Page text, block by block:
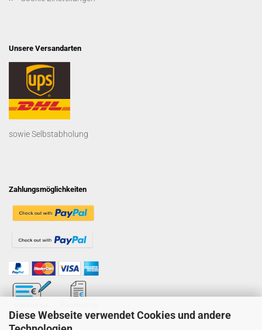
Diese Webseite verwendet Cookies und andere
Unsere Versandarten
sowie Selbstabholung
Zahlungsmöglichkeiten